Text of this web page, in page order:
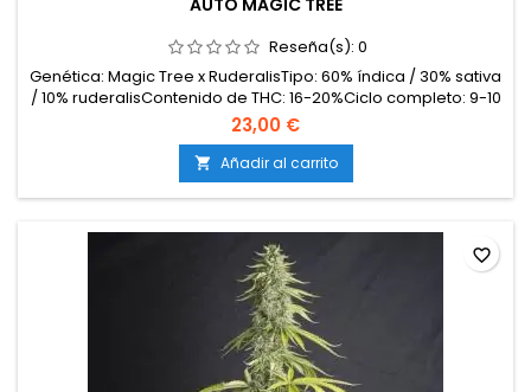
AUTO MAGIC TREE
Reseña(s): 0
Genética: Magic Tree x RuderalisTipo: 60% índica / 30% sativa
/ 10% ruderalisContenido de THC: 16-20%Ciclo completo: 9-10
semanas desde germinaciónProducción en interior: 400-
500 g/m²Producción en exterior: 60-120 g/plantaAltura: 70-
120 cm en interior y exteriorAromas y sabores: Dulces y
afrutados, con notas tropicales, bayas y un...
23,00 €
 Añadir al carrito
favorite_border